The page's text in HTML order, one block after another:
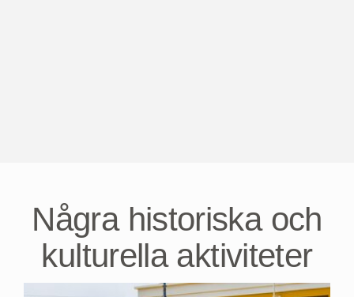
Några historiska och
kulturella aktiviteter